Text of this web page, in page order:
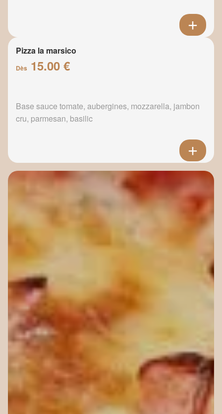
Pizza la marsico
Dès 15.00 €
Base sauce tomate, aubergines, mozzarella, jambon
cru, parmesan, basilic